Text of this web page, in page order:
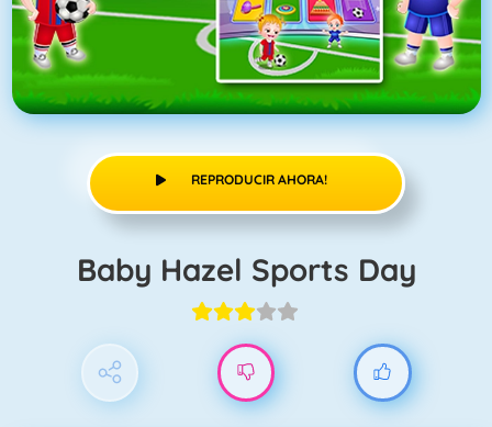
REPRODUCIR AHORA!
Baby Hazel Sports Day